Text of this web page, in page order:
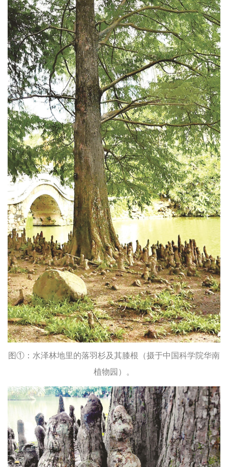
图①：水泽林地里的落羽杉及其膝根（摄于中国科学院华南
植物园）。